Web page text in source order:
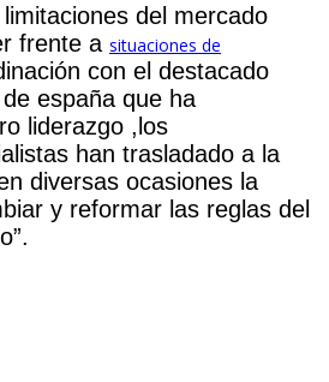
del mercado
frente a situaciones de
con el destacado
españa que ha
liderazgo ,los
han trasladado a la
diversas ocasiones la
y reformar las reglas del